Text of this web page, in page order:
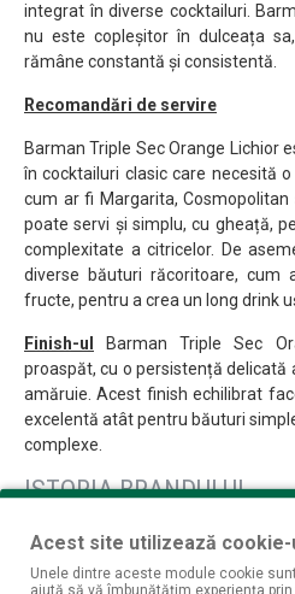
integrat în diverse cocktailuri.
nu este copleșitor în dulceața
rămâne constantă și consistentă.
Recomandări de servire
Barman Triple Sec Orange Lichior
în cocktailuri clasic care necesită
cum ar fi Margarita, Cosmopolitan
poate servi și simplu, cu gheață,
complexitate a citricelor. De
diverse băuturi răcoritoare,
fructe, pentru a crea un long drink
Finish-ul
Barman Triple Sec
proaspăt, cu o persistență delicată
amăruie. Acest finish echilibrat
excelentă atât pentru băuturi
complexe.
ISTORIA BRANDULUI
Distillati Groupeste o companie
peste două decenii, specializată
Acest site utilizează cookie-
Unele dintre aceste module cookie
ajută să vă îmbunătățim experiența